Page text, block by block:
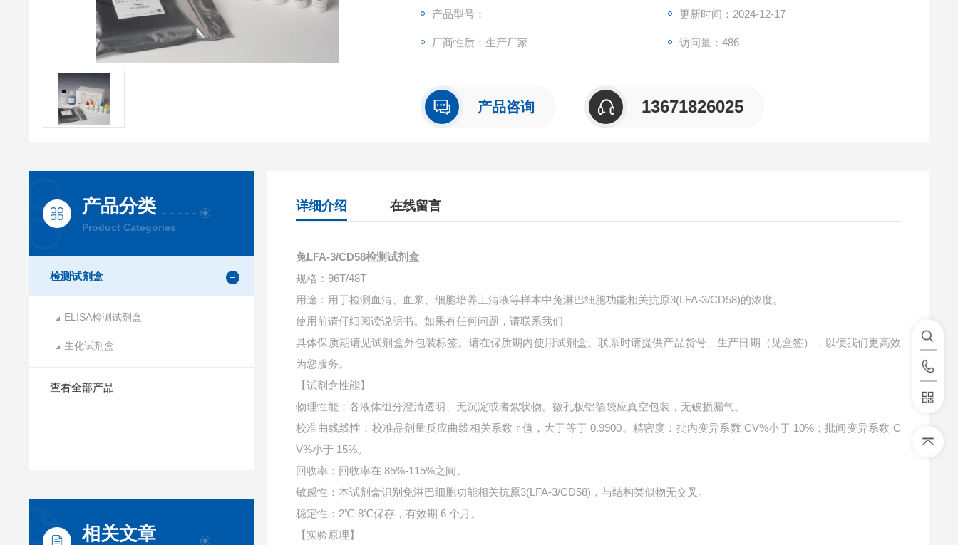
产品型号： 更新时间：2024-12-17
厂商性质：生产厂家 访问量：486
产品咨询 13671826025
产品分类
Product Categories
检测试剂盒
ELISA检测试剂盒
生化试剂盒
查看全部产品
相关文章
详细介绍 在线留言
兔LFA-3/CD58检测试剂盒
规格：96T/48T
用途：用于检测血清、血浆、细胞培养上清液等样本中兔淋巴细胞功能相关抗原3(LFA-3/CD58)的浓度。
使用前请仔细阅读说明书。如果有任何问题，请联系我们
具体保质期请见试剂盒外包装标签。请在保质期内使用试剂盒。联系时请提供产品货号、生产日期（见盒签），以便我们更高效
为您服务。
【试剂盒性能】
物理性能：各液体组分澄清透明、无沉淀或者絮状物。微孔板铝箔袋应真空包装，无破损漏气。
校准曲线线性：校准品剂量反应曲线相关系数 r 值，大于等于 0.9900。精密度：批内变异系数 CV%小于 10%；批间变异系数 C
V%小于 15%。
回收率：回收率在 85%-115%之间。
敏感性：本试剂盒识别兔淋巴细胞功能相关抗原3(LFA-3/CD58)，与结构类似物无交叉。
稳定性：2℃-8℃保存，有效期 6 个月。
【实验原理】